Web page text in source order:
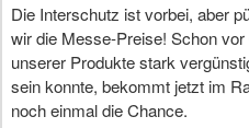
Die Interschutz ist vorbei, aber
wir die Messe-Preise! Schon
unserer Produkte stark
sein konnte, bekommt jetzt im
noch einmal die Chance.